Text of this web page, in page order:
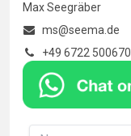
Max Seegräber
ms@seema.de
+49 6722 500670